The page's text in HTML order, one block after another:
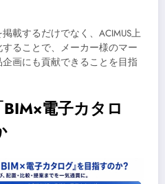
載するだけでなく、ACIMUS上
ることで、メーカー様のマー
画にも貢献できることを目指
電子カタロ